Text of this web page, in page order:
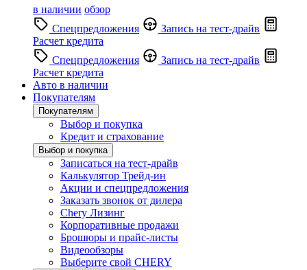
в наличии обзор
Спецпредложения
Запись на тест-драйв
Расчет кредита
Спецпредложения
Запись на тест-драйв
Расчет кредита
Авто в наличии
Покупателям
Покупателям
Выбор и покупка
Кредит и страхование
Выбор и покупка
Записаться на тест-драйв
Калькулятор Трейд-ин
Акции и спецпредложения
Заказать звонок от дилера
Chery Лизинг
Корпоративные продажи
Брошюры и прайс-листы
Видеообзоры
Выберите свой CHERY